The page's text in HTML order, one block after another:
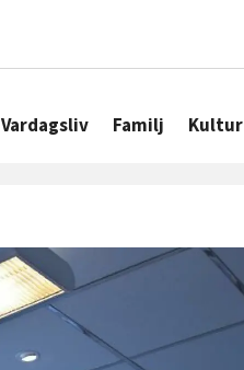
Vardagsliv Familj Kultur